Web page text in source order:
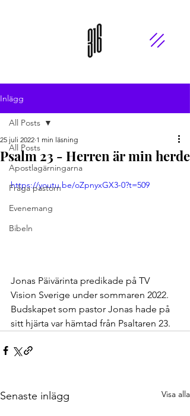
Inlägg
All Posts
Apostlagärningarna
Fråga pastorn
Evenemang
Bibeln
All Posts
Psalm 23 - Herren är min herde
25 juli 2022 1 min läsning
https://youtu.be/oZpnyxGX3-0?t=509
Jonas Päivärinta predikade på TV
Vision Sverige under sommaren 2022.
Budskapet som pastor Jonas hade på
sitt hjärta var hämtad från Psaltaren 23.
Senaste inlägg Visa alla